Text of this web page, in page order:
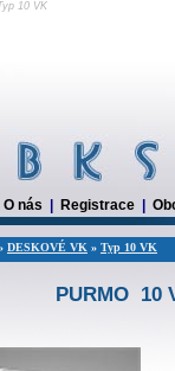
10 VK
O nás Registrace
DESKOVÉ VK » Typ 10 VK
PURMO 10